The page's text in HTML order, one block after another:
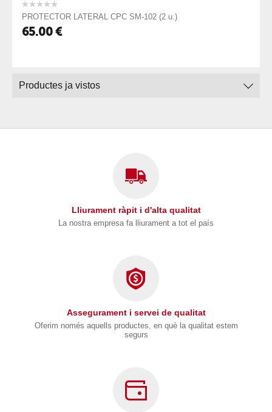
PROTECTOR LATERAL CPC SM-102 (2 u.)
65.00€
Productes ja vistos
Lliurament ràpit i d'alta qualitat
La nostra empresa fa lliurament a tot el país
Assegurament i servei de qualitat
Oferim només aquells productes, en què la qualitat estem
segurs